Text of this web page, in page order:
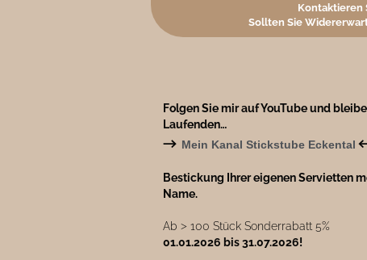
Kontaktieren
Sollten Sie
Folgen Sie mir auf YouTube und
Laufenden…
→ Mein Kanal Stickstube Eckental
Bestickung Ihrer eigenen Servietten
Name.
Ab ˃ 100 Stück Sonderrabatt 5%
01.01.2026 bis 31.07.2026!